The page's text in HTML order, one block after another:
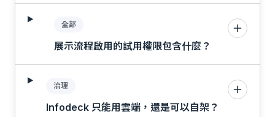
全部
展示流程啟用的試用權限包含什麼？
治理
Infodeck 只能用雲端，還是可以自架？